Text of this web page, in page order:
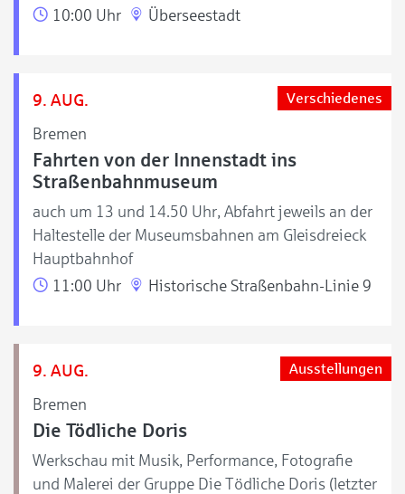
10:00 Uhr Überseestadt
9. AUG.
Bremen
Verschiedenes
Fahrten von der Innenstadt ins
Straßenbahnmuseum
auch um 13 und 14.50 Uhr, Abfahrt jeweils an der
Haltestelle der Museumsbahnen am Gleisdreieck
Hauptbahnhof
11:00 Uhr
Historische Straßenbahn-Linie 9
9. AUG.
Bremen
Ausstellungen
Die Tödliche Doris
Werkschau mit Musik, Performance, Fotografie
und Malerei der Gruppe Die Tödliche Doris (letzter